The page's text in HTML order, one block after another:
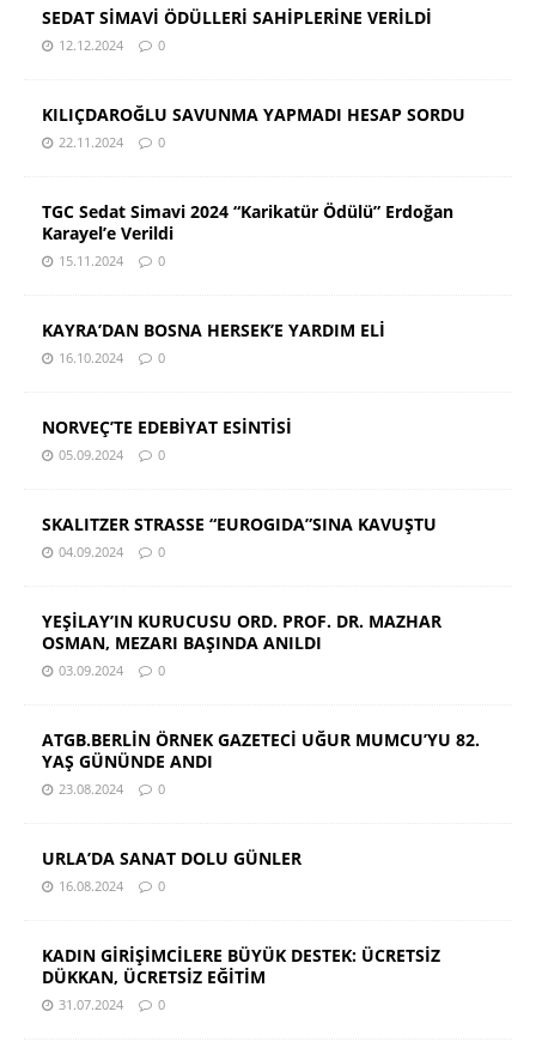
SEDAT SİMAVİ ÖDÜLLERİ SAHİPLERİNE VERİLDİ
12.12.2024 0
KILIÇDAROĞLU SAVUNMA YAPMADI HESAP SORDU
22.11.2024 0
TGC Sedat Simavi 2024 “Karikatür Ödülü” Erdoğan
Karayel’e Verildi
15.11.2024 0
KAYRA’DAN BOSNA HERSEK’E YARDIM ELİ
16.10.2024 0
NORVEÇ’TE EDEBİYAT ESİNTİSİ
05.09.2024 0
SKALITZER STRASSE “EUROGIDA”SINA KAVUŞTU
04.09.2024 0
YEŞİLAY’IN KURUCUSU ORD. PROF. DR. MAZHAR
OSMAN, MEZARI BAŞINDA ANILDI
03.09.2024 0
ATGB.BERLİN ÖRNEK GAZETECİ UĞUR MUMCU’YU 82.
YAŞ GÜNÜNDE ANDI
23.08.2024 0
URLA’DA SANAT DOLU GÜNLER
16.08.2024 0
KADIN GİRİŞİMCİLERE BÜYÜK DESTEK: ÜCRETSİZ
DÜKKAN, ÜCRETSİZ EĞİTİM
31.07.2024 0